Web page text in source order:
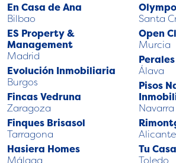
En Casa de Ana
Bilbao
ES Property &
Management
Madrid
Evolución Inmobiliaria
Burgos
Fincas Vedruna
Zaragoza
Finques Brisasol
Tarragona
Hasiera Homes
Málaga
Olympo
Santa
Open
Murcia
Álava
Pisos
Navarra
Alicante
Tu
Toledo